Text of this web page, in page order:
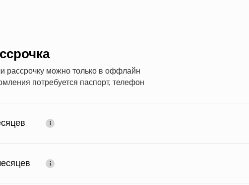
рассрочку можно только в оффлайн
потребуется паспорт, телефон